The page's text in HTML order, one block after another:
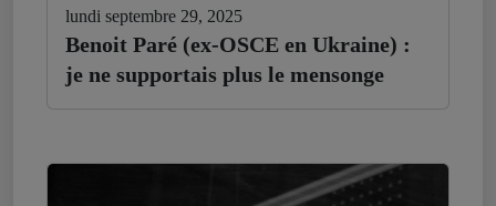
lundi septembre 29, 2025
Benoit Paré (ex-OSCE en Ukraine) :
je ne supportais plus le mensonge